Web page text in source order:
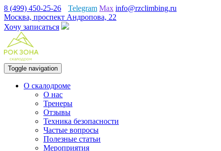
8 (499) 450-25-26 Telegram Max info@rzclimbing.ru
Москва, проспект Андропова, 22
Хочу записаться
Toggle navigation
О скалодроме
О нас
Тренеры
Отзывы
Техника безопасности
Частые вопросы
Полезные статьи
Мероприятия